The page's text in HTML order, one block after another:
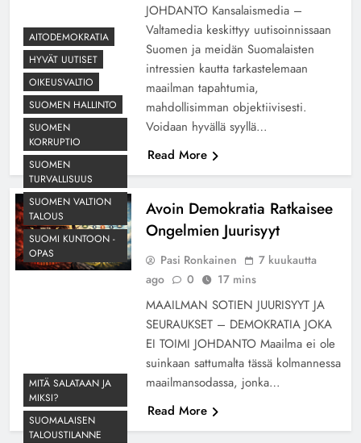
JOHDANTO Kansalaismedia –
Valtamedia keskittyy uutisoinnissaan
Suomen ja meidän Suomalaisten
intressien kautta tarkastelemaan
maailman tapahtumia,
mahdollisimman objektiivisesti.
Voidaan hyvällä syyllä…
Read More
AITODEMOKRATIA
HYVÄT UUTISET
OIKEUSVALTIO
SUOMEN HALLINTO
SUOMEN
KORRUPTIO
SUOMEN
TURVALLISUUS
SUOMEN VALTION
TALOUS
SUOMI KUNTOON -
OPAS
Avoin Demokratia Ratkaisee
Ongelmien Juurisyyt
Pasi Ronkainen
7 kuukautta
ago
0 17 mins
MAAILMAN SOTIEN JUURISYYT JA
SEURAUKSET – DEMOKRATIA JOKA
EI TOIMI JOHDANTO Maailma ei ole
suinkaan sattumalta tässä kolmannessa
maailmansodassa, jonka…
Read More
MITÄ SALATAAN JA
MIKSI?
SUOMALAISEN
TALOUSTILANNE